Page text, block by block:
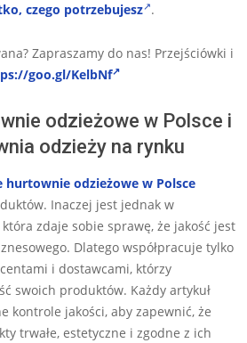
czego potrzebujesz .
Zapraszamy do nas! Przejściówki i
goo.gl/KelbNf
odzieżowe w Polsce i
odzieży na rynku
hurtownie odzieżowe w Polsce
Inaczej jest jednak w
zdaje sobie sprawę, że jakość jest
Dlatego współpracuje tylko
i dostawcami, którzy
swoich produktów. Każdy artykuł
kontrole jakości, aby zapewnić, że
trwałe, estetyczne i zgodne z ich